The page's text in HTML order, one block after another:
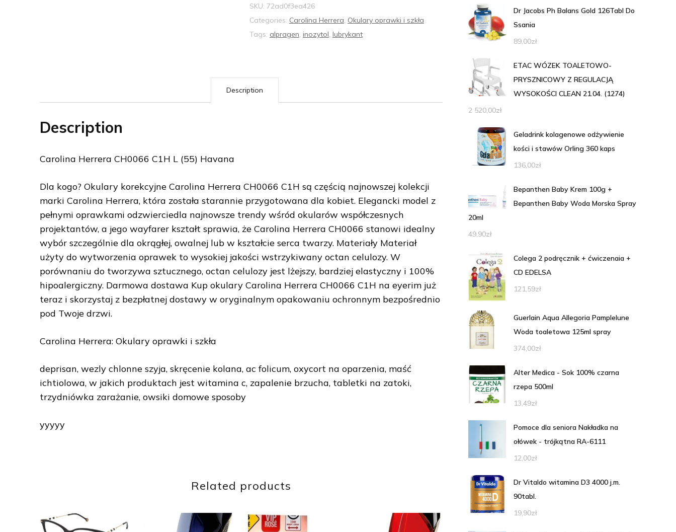
SKU: 72ad0f3ea426
Categories: Carolina Herrera, Okulary oprawki i szkła
Tags: alpragen, inozytol, lubrykant
Description
Description
Carolina Herrera CH0066 C1H L (55) Havana
Dla kogo? Okulary korekcyjne Carolina Herrera CH0066 C1H są częścią najnowszej kolekcji
marki Carolina Herrera, która została starannie przygotowana dla kobiet. Elegancki model z
pełnymi oprawkami odzwierciedla najnowsze trendy wśród okularów współczesnych
projektantów, a jego wayfarer kształt sprawia, że Carolina Herrera CH0066 stanowi idealny
wybór szczególnie dla okrągłej, owalnej lub w kształcie serca twarzy. Materiały Materiał
użyty do wytworzenia oprawek to wysokiej jakości wstrzykiwany octan celulozy. W
porównaniu do tworzywa sztucznego, octan celulozy jest lżejszy, bardziej elastyczny i 100%
hipoalergiczny. Darmowa dostawa Kup okulary Carolina Herrera CH0066 C1H na eyerim już
teraz i skorzystaj z bezpłatnej dostawy w oryginalnym opakowaniu ochronnym bezpośrednio
pod Twoje drzwi.
Carolina Herrera: Okulary oprawki i szkła
deprisan, wezly chlonne szyja, skręcenie kolana, ac folicum, oxycort na oparzenia, maść
ichtiolowa, w jakich produktach jest witamina c, zapalenie brzucha, tabletki na zatoki,
trzydniówka zarażanie, owsiki domowe sposoby
yyyyy
Related products
Dr Jacobs Ph Balans Gold 126Tabl Do
Ssania
89,00zł
ETAC WÓZEK TOALETOWO-
PRYSZNICOWY Z REGULACJĄ
WYSOKOŚCI CLEAN 21.04. (1274)
2 520,00zł
Geladrink kolagenowe odżywienie
kości i stawów Orling 360 kaps
136,00zł
Bepanthen Baby Krem 100g +
Bepanthen Baby Woda Morska Spray
20ml
49,90zł
Colega 2 podręcznik + ćwiczenaia +
CD EDELSA
121,59zł
Guerlain Aqua Allegoria Pamplelune
Woda toaletowa 125ml spray
374,00zł
Alter Medica - Sok 100% czarna
rzepa 500ml
13,49zł
Pomoce dla seniora Nakładka na
ołówek - trójkątna RA-6111
12,00zł
Dr Vitaldo witamina D3 4000 j.m.
90tabl.
19,90zł